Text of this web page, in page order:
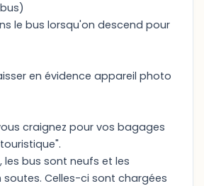
le bus lorsqu'on descend pour
en évidence appareil photo
craignez pour vos bagages
les bus sont neufs et les
Celles-ci sont chargées